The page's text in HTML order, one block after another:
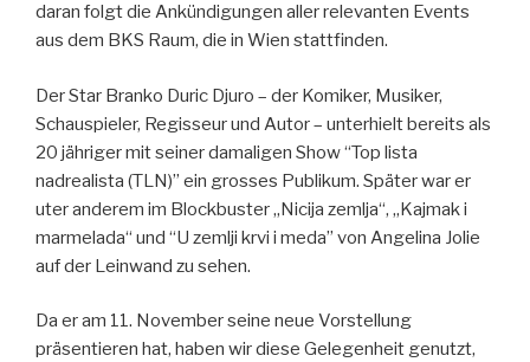
daran folgt die Ankündigungen aller relevanten Events
aus dem BKS Raum, die in Wien stattfinden.
Der Star Branko Duric Djuro – der Komiker, Musiker,
Schauspieler, Regisseur und Autor – unterhielt bereits als
20 jähriger mit seiner damaligen Show “Top lista
nadrealista (TLN)” ein grosses Publikum. Später war er
uter anderem im Blockbuster „Nicija zemlja“, „Kajmak i
marmelada“ und “U zemlji krvi i meda” von Angelina Jolie
auf der Leinwand zu sehen.
Da er am 11. November seine neue Vorstellung
präsentieren hat, haben wir diese Gelegenheit genutzt,